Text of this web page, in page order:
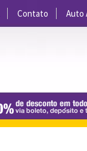
Contato Auto